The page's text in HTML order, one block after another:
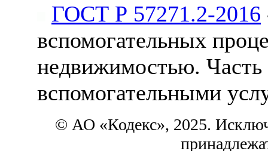
ГОСТ Р 57271.2-2016
вспомогательных
недвижимостью.
вспомогательными
© АО «Кодекс», 2025.